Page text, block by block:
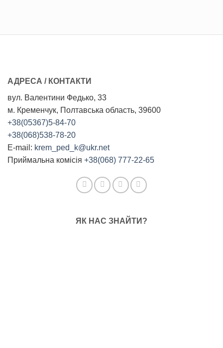
АДРЕСА / КОНТАКТИ
вул. Валентини Федько, 33
м. Кременчук, Полтавська область, 39600
+38(05367)5-84-70
+38(068)538-78-20
E-mail: krem_ped_k@ukr.net
Приймальна комісія +38(068) 777-22-65
ЯК НАС ЗНАЙТИ?